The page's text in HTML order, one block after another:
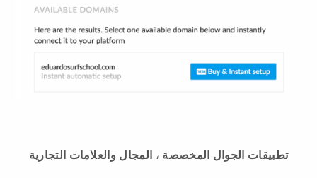
تطبيقات الجوال المخصصة ، المجال والعلامات التجارية